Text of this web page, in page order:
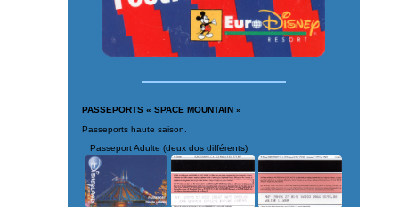
PASSEPORTS « SPACE MOUNTAIN »
Passeports haute saison.
Passeport Adulte (deux dos différents)